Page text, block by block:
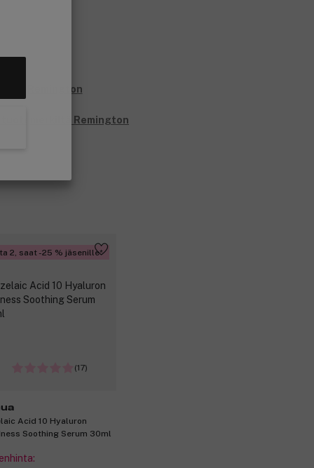
tuotemerkiltä Remington
2, saat -25 % jäsenille
(17)
Acid 10 Hyaluron
Soothing Serum 30ml